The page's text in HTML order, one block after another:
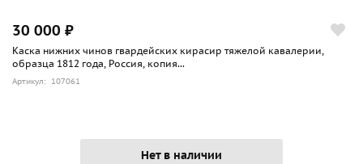
30 000 ₽
Каска нижних чинов гвардейских кирасир тяжелой кавалерии,
образца 1812 года, Россия, копия...
Артикул: 107061
Нет в наличии